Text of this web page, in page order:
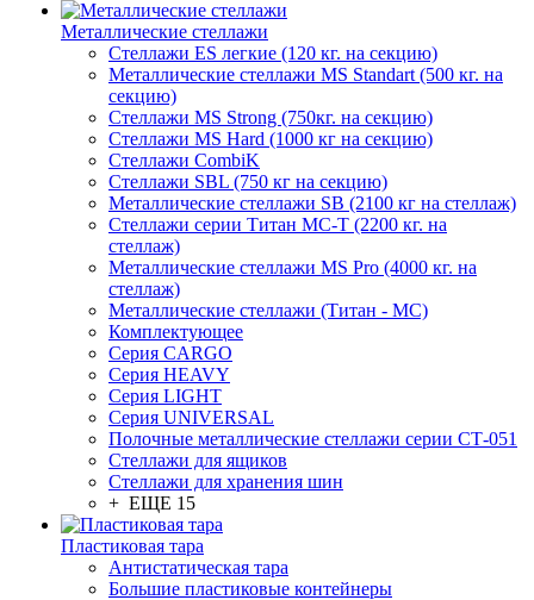
Металлические стеллажи
Стеллажи ES легкие (120 кг. на секцию)
Металлические стеллажи MS Standart (500 кг. на
секцию)
Стеллажи MS Strong (750кг. на секцию)
Стеллажи MS Hard (1000 кг на секцию)
Стеллажи CombiK
Стеллажи SBL (750 кг на секцию)
Металлические стеллажи SB (2100 кг на стеллаж)
Стеллажи серии Титан МС-Т (2200 кг. на
стеллаж)
Металлические стеллажи MS Pro (4000 кг. на
стеллаж)
Металлические стеллажи (Титан - МС)
Комплектующее
Серия CARGO
Серия HEAVY
Серия LIGHT
Серия UNIVERSAL
Полочные металлические стеллажи серии СТ-051
Стеллажи для ящиков
Стеллажи для хранения шин
+ ЕЩЕ 15
Пластиковая тара
Антистатическая тара
Большие пластиковые контейнеры